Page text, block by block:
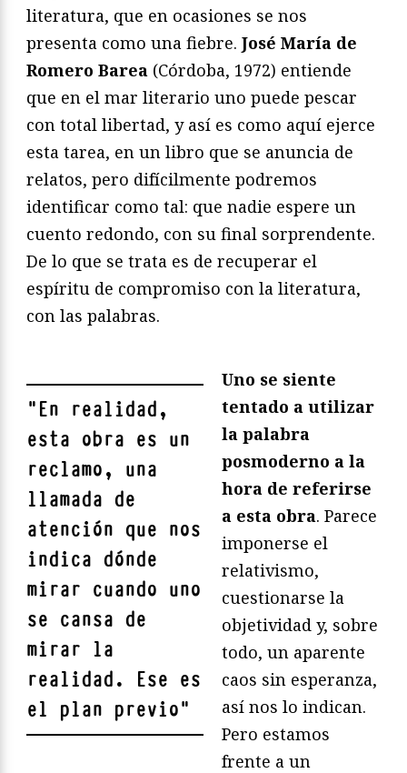
literatura, que en ocasiones se nos
presenta como una fiebre. José María de
Romero Barea (Córdoba, 1972) entiende
que en el mar literario uno puede pescar
con total libertad, y así es como aquí ejerce
esta tarea, en un libro que se anuncia de
relatos, pero difícilmente podremos
identificar como tal: que nadie espere un
cuento redondo, con su final sorprendente.
De lo que se trata es de recuperar el
espíritu de compromiso con la literatura,
con las palabras.
"En realidad,
esta obra es un
reclamo, una
llamada de
atención que nos
indica dónde
mirar cuando uno
se cansa de
mirar la
realidad. Ese es
el plan previo"
Uno se siente
tentado a utilizar
la palabra
posmoderno a la
hora de referirse
a esta obra. Parece
imponerse el
relativismo,
cuestionarse la
objetividad y, sobre
todo, un aparente
caos sin esperanza,
así nos lo indican.
Pero estamos
frente a un